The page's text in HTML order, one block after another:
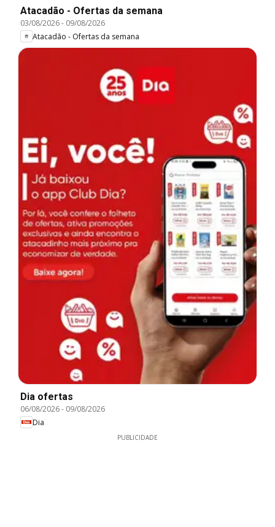
Atacadão - Ofertas da semana
03/08/2026- 09/08/2026
Atacadão - Ofertas da semana
Dia ofertas
06/08/2026- 09/08/2026
Dia
PUBLICIDADE